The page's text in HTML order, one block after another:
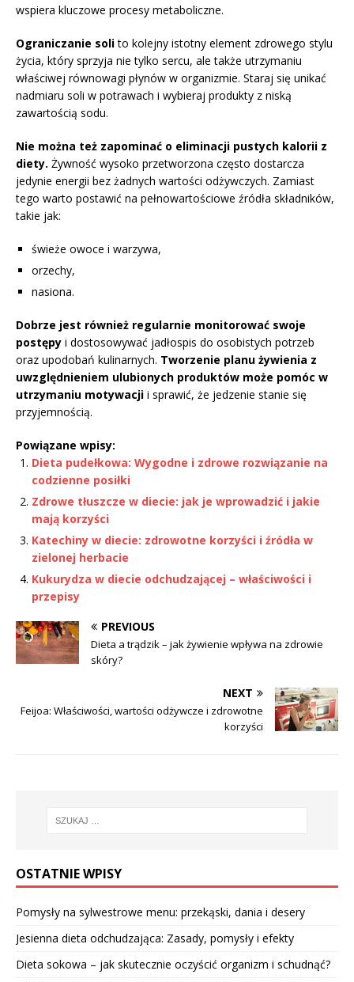
wspiera kluczowe procesy metaboliczne.
Ograniczanie solito kolejny istotny element zdrowego stylu
życia, który sprzyja nie tylko sercu, ale także utrzymaniu
właściwej równowagi płynów w organizmie. Staraj się unikać
nadmiaru soli w potrawach i wybieraj produkty z niską
zawartością sodu.
Nie można też zapominać o eliminacji pustych kalorii z
diety. Żywność wysoko przetworzona często dostarcza
jedynie energii bez żadnych wartości odżywczych. Zamiast
tego warto postawić na pełnowartościowe źródła składników,
takie jak:
świeże owoce i warzywa,
orzechy,
nasiona.
Dobrze jest również regularnie monitorować swoje
postępy i dostosowywać jadłospis do osobistych potrzeb
oraz upodobań kulinarnych. Tworzenie planu żywienia z
uwzględnieniem ulubionych produktów może pomóc w
utrzymaniu motywacji i sprawić, że jedzenie stanie się
przyjemnością.
Powiązane wpisy:
Dieta pudełkowa: Wygodne i zdrowe rozwiązanie na
codzienne posiłki
Zdrowe tłuszcze w diecie: jak je wprowadzić i jakie
mają korzyści
Katechiny w diecie: zdrowotne korzyści i źródła w
zielonej herbacie
Kukurydza w diecie odchudzającej – właściwości i
przepisy
PREVIOUS
Dieta a trądzik – jak żywienie wpływa na zdrowie
skóry?
NEXT
Feijoa: Właściwości, wartości odżywcze i zdrowotne
korzyści
OSTATNIE WPISY
Pomysły na sylwestrowe menu: przekąski, dania i desery
Jesienna dieta odchudzająca: Zasady, pomysły i efekty
Dieta sokowa – jak skutecznie oczyścić organizm i schudnąć?